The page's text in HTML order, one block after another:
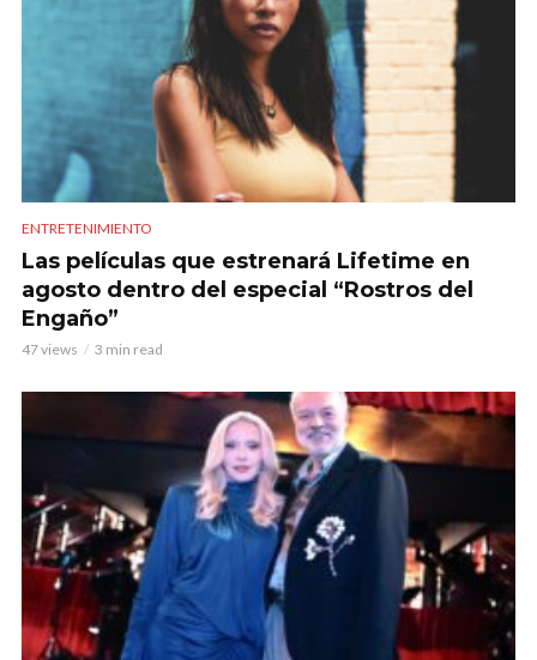
ENTRETENIMIENTO
Las películas que estrenará Lifetime en
agosto dentro del especial “Rostros del
Engaño”
47 views 3 min read